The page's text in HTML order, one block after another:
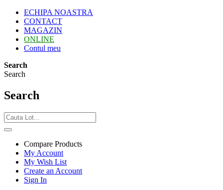
ECHIPA NOASTRA
CONTACT
MAGAZIN
ONLINE
Contul meu
Search
Search
Search
Compare Products
My Account
My Wish List
Create an Account
Sign In